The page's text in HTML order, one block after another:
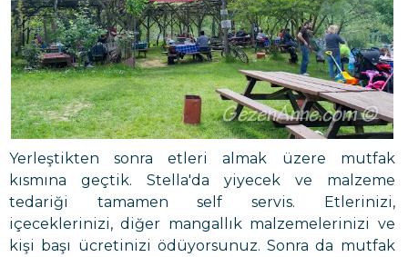
Yerleştikten sonra etleri almak üzere mutfak
kısmına geçtik. Stella'da yiyecek ve malzeme
tedariği tamamen self servis. Etlerinizi,
içeceklerinizi, diğer mangallık malzemelerinizi ve
kişi başı ücretinizi ödüyorsunuz. Sonra da mutfak